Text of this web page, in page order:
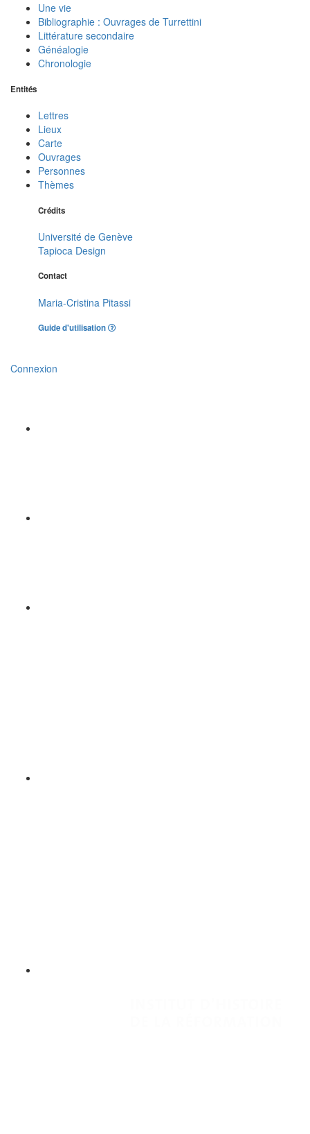
Une vie
Bibliographie : Ouvrages de Turrettini
Littérature secondaire
Généalogie
Chronologie
Entités
Lettres
Lieux
Carte
Ouvrages
Personnes
Thèmes
Crédits
Université de Genève
Tapioca Design
Contact
Maria-Cristina Pitassi
Guide d'utilisation
Connexion